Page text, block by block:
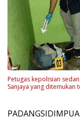
Petugas kepolisian
Sanjaya yang ditemukan